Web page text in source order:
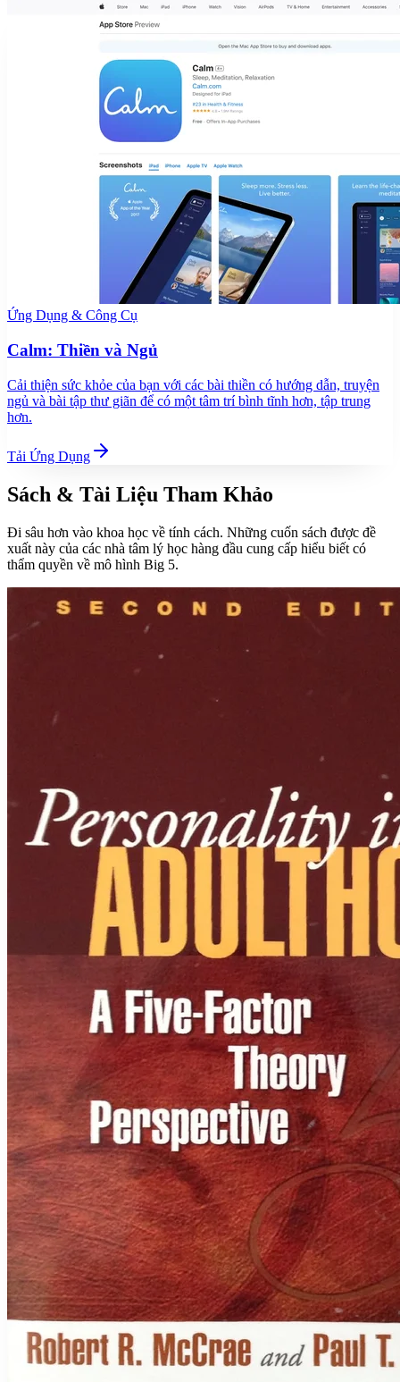
Ứng Dụng & Công Cụ
Calm: Thiền và Ngủ
Cải thiện sức khỏe của bạn với các bài thiền có hướng dẫn, truyện
ngủ và bài tập thư giãn để có một tâm trí bình tĩnh hơn, tập trung
hơn.
Tải Ứng Dụng
Sách & Tài Liệu Tham Khảo
Đi sâu hơn vào khoa học về tính cách. Những cuốn sách được đề
xuất này của các nhà tâm lý học hàng đầu cung cấp hiểu biết có
thẩm quyền về mô hình Big 5.